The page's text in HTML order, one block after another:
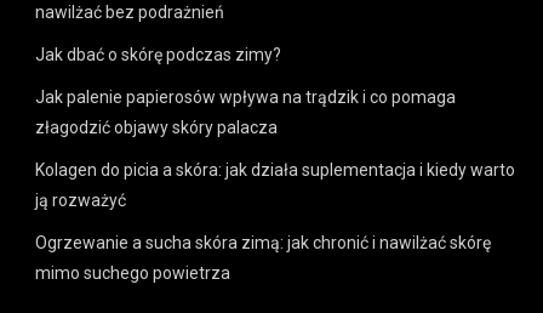
nawilżać bez podrażnień
Jak dbać o skórę podczas zimy?
Jak palenie papierosów wpływa na trądzik i co pomaga
złagodzić objawy skóry palacza
Kolagen do picia a skóra: jak działa suplementacja i kiedy warto
ją rozważyć
Ogrzewanie a sucha skóra zimą: jak chronić i nawilżać skórę
mimo suchego powietrza